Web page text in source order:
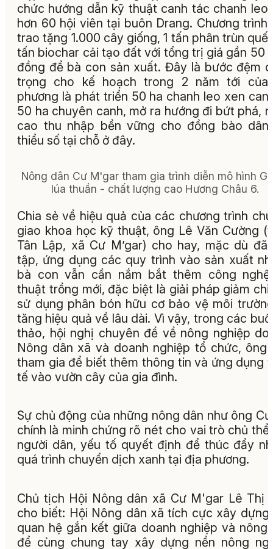
chức hướng dẫn kỹ thuật canh tác chanh leo
hơn 60 hội viên tại buôn Drang. Chương trình
trao tặng 1.000 cây giống, 1 tấn phân trùn quế
tấn biochar cải tạo đất với tổng trị giá gần 50
đồng để bà con sản xuất. Đây là bước đệm
trọng cho kế hoạch trong 2 năm tới của
phương là phát triển 50 ha chanh leo xen
50 ha chuyên canh, mở ra hướng đi bứt phá,
cao thu nhập bền vững cho đồng bào
thiểu số tại chỗ ở đây.
Nông dân Cư M'gar tham gia trình diễn mô hình
lúa thuần - chất lượng cao Hương Châu 6.
Chia sẻ về hiệu quả của các chương trình
giao khoa học kỹ thuật, ông Lê Văn Cường
Tân Lập, xã Cư M’gar) cho hay, mặc dù đã
tập, ứng dụng các quy trình vào sản xuất
bà con vẫn cần nắm bắt thêm công
thuật trồng mới, đặc biệt là giải pháp giảm chi
sử dụng phân bón hữu cơ bảo vệ môi
tăng hiệu quả về lâu dài. Vì vậy, trong các
thảo, hội nghị chuyên đề về nông nghiệp do
Nông dân xã và doanh nghiệp tổ chức, ông
tham gia để biết thêm thông tin và ứng dụng
tế vào vườn cây của gia đình.
Sự chủ động của những nông dân như ông
chính là minh chứng rõ nét cho vai trò chủ thể
người dân, yếu tố quyết định để thúc đẩy
quá trình chuyển dịch xanh tại địa phương.
Chủ tịch Hội Nông dân xã Cư M'gar Lê Thị
cho biết: Hội Nông dân xã tích cực xây dựng
quan hệ gắn kết giữa doanh nghiệp và nông
để cùng chung tay xây dựng nền nông